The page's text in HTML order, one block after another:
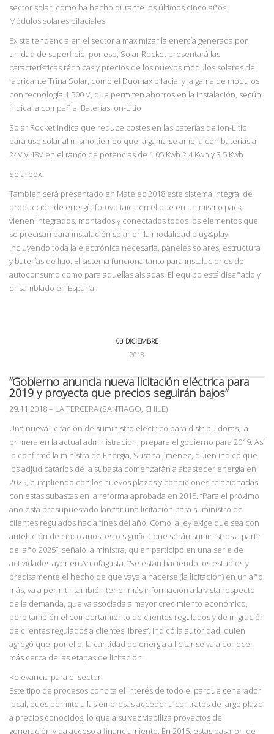
sector solar, como ha hecho durante los últimos cinco años.
Módulos solares bifaciales
Existe tendencia en el sector a maximizar la energía generada por
unidad de superficie, por eso, Solar Rocket presentará las
características técnicas y precios de los nuevos módulos solares del
fabricante Trina Solar, como el Duomax bifacial y la gama de módulos
con tecnología 1.500 V, que permiten ahorros en la instalación, según
indica la compañía. Baterías Ion-Litio
Solar Rocket indica que reduce costes en las baterías de Ion-Litio
para uso solar al mismo tiempo que la gama se amplía con baterías a
24V y 48V en el rango de potencias de 1.05 Kwh 2.4 Kwh y 3.5 Kwh.
Solarbox
También será presentado en Matelec 2018 este sistema integral de
producción de energía fotovoltaica en el que en un mismo pack
vienen integrados, montados y conectados todos los elementos que
se precisan para instalación solar en la modalidad plug&play,
incluyendo toda la electrónica necesaria, paneles solares, estructura
y baterías de litio. El sistema funciona tanto para instalaciones de
autoconsumo como para aquellas aisladas. El equipo está diseñado y
ensamblado en España.
03 DICIEMBRE
2018
“Gobierno anuncia nueva licitación eléctrica para
2019 y proyecta que precios seguirán bajos”
29.11.2018– LA TERCERA (SANTIAGO, CHILE)
Una nueva licitación de suministro eléctrico para distribuidoras, la
primera en la actual administración, prepara el gobierno para 2019. Así
lo confirmó la ministra de Energía, Susana Jiménez, quien indicó que
los adjudicatarios de la subasta comenzarán a abastecer energía en
2025, cumpliendo con los nuevos plazos y condiciones relacionadas
con estas subastas en la reforma aprobada en 2015. “Para el próximo
año está presupuestado lanzar una licitación para suministro de
clientes regulados hacia fines del año. Como la ley exige que sea con
antelación de cinco años, esto significa que serán suministros a partir
del año 2025”, señaló la ministra, quien participó en una serie de
actividades ayer en Antofagasta. “Se están haciendo los estudios y
precisamente el hecho de que vaya a hacerse (la licitación) en un año
más, va a permitir también tener más información a la vista respecto
de la demanda, que va asociada a mayor crecimiento económico,
pero también el comportamiento de clientes regulados y de migración
de clientes regulados a clientes libres”, indicó la autoridad, quien
agregó que, por ello, la cantidad de energía a licitar se va a conocer
más cerca de las etapas de licitación.
Relevancia para el sector
Este tipo de procesos concita el interés de todo el parque generador
local, pues permite a las empresas acceder a contratos de largo plazo
a precios conocidos, lo que a su vez viabiliza proyectos de
generación y da acceso a financiamiento. En 2015, estas pasaron de